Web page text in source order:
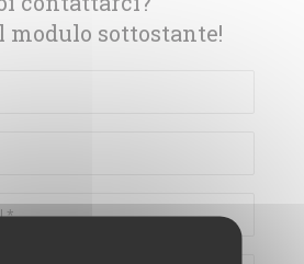
modulo sottostante!